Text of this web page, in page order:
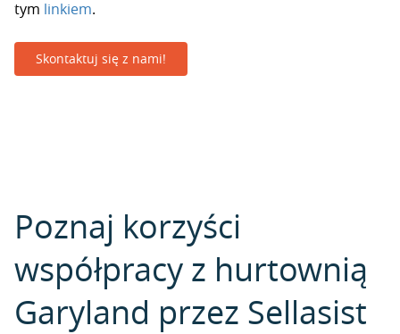
tym linkiem.
Skontaktuj się z nami!
Poznaj korzyści
współpracy z hurtownią
Garyland przez Sellasist